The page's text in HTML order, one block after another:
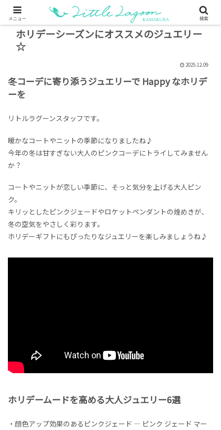
ホリデーシーズンにオススメのジュエリー
☆
2025.12.09
冬コーデに寄り添うジュエリーで Happy なホリデ
ーを
リトルラグーンスタッフです。
暖かなコートやニットの季節になりましたね♪
今年の冬は甘すぎない大人のピンクコーデにトライしてみません
か？
コートやニットが恋しい季節に、そっと気分を上げる大人ピン
ク。
キリッとしたピンクジェードやロケットペンダントの煌めきが、
冬の空気をやさしく彩ります。
ホリデーギフトにもぴったりなジュエリーを楽しみましょうね♪
ホリデームードを高める大人ジュエリー6選
・顔色アップ効果のあるピンクジェード — ピンク ジェード マー
メニュー 検索